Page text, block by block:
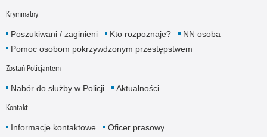
Kryminalny
Poszukiwani / zaginieni Kto rozpoznaje?
NN osoba
Pomoc osobom pokrzywdzonym przestępstwem
Zostań Policjantem
Nabór do służby w Policji Aktualności
Kontakt
Informacje kontaktowe
Oficer prasowy